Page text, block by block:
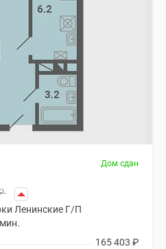
Дом сдан
Ленинские Г/П
165 403 ₽